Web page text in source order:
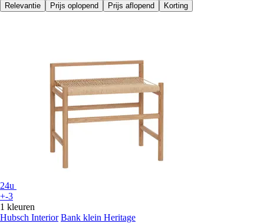
Relevantie
Prijs oplopend Prijs aflopend Korting
24u
+-3
1 kleuren
Hubsch Interior Bank klein Heritage